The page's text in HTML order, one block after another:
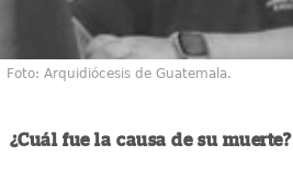
Foto: Arquidiócesis de Guatemala.
¿Cuál fue la causa de su muerte?